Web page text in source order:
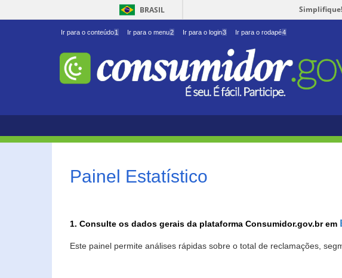
BRASIL Simplifique!
Ir para o conteúdo1 Ir para o menu2 Ir para o login3 Ir para o rodapé4
Painel Estatístico
1. Consulte os dados gerais da plataforma Consumidor.gov.br em
Este painel permite análises rápidas sobre o total de reclamações,